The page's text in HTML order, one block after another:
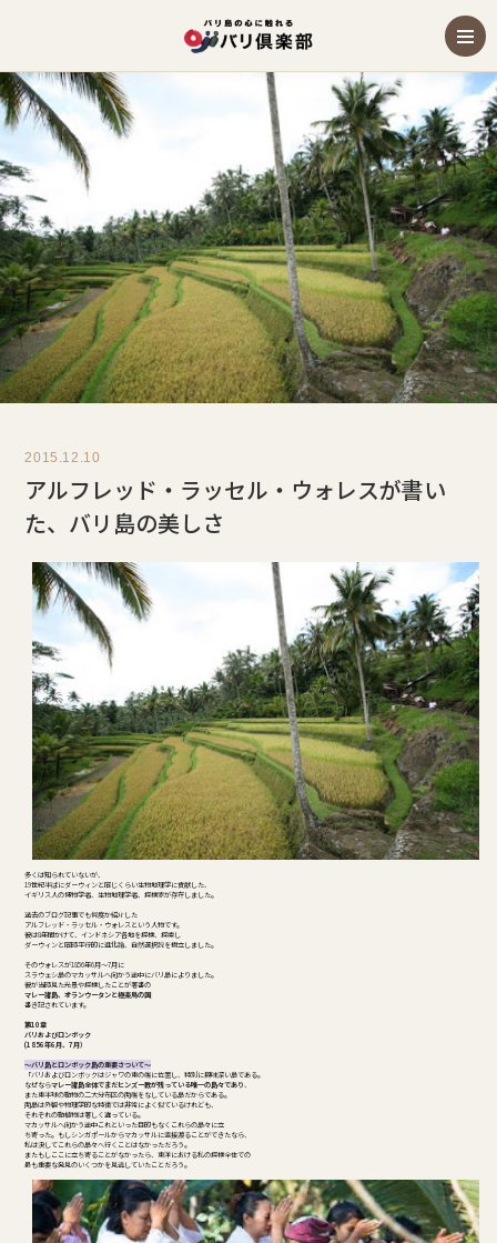
2015.12.10
アルフレッド・ラッセル・ウォレスが書い
た、バリ島の美しさ
多くは知られていないが、
19世紀半ばにダーウィンと同じくらい生物地理学に貢献した、
イギリス人の博物学者、生物地理学者、探検家が存在しました。
過去のブログ記事でも何度か紹介した
アルフレッド・ラッセル・ウォレスという人物です。
彼は8年間かけて、インドネシア各地を探検、探索し
ダーウィンと同時平行的に進化論、自然選択説を樹立しました。
そのウォレスが1856年6月～7月に
スラウェシ島のマカッサルへ向かう途中にバリ島によりました。
彼が当時見た光景や探検したことが著書の
マレー諸島、オランウータンと極楽鳥の国
書き記されています。
第10章
バリおよびロンボック
(1856年6月、7月）
～バリ島とロンボック島の重要さついて～
「バリおよびロンボックはジャワの東の端に位置し、特別に興味深い島である。
なぜならマレー諸島全体でまだヒンズー教が残っている唯一の島々であり、
また東半球の動物の二大分布区の両端をなしている島だからである。
両島は外観や物理学的な特徴では非常によく似ているけれども、
それぞれの動植物は著しく違っている。
マカッサルへ向かう途中これといった目的もなくこれらの島々に立
ち寄った。もしシンガポールからマカッサルに直接渡ることができたなら、
私は決してこれらの島々へ行くことはなかっただろう。
またもしここに立ち寄ることがなかったら、東洋における私の探検全体での
最も重要な発見のいくつかを見逃していたことだろう。